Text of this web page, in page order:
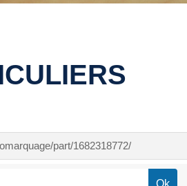
part/1682318772/